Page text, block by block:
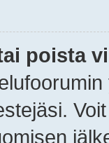
poista